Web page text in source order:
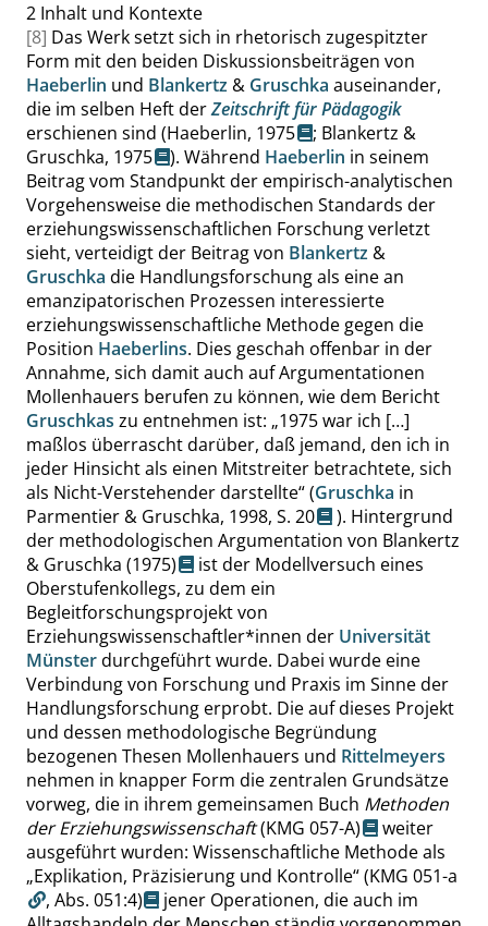
2 Inhalt und Kontexte
[8] Das Werk setzt sich in rhetorisch zugespitzter
Form mit den beiden Diskussionsbeiträgen von
Haeberlin und Blankertz & Gruschka auseinander,
die im selben Heft derZeitschrift für Pädagogik
erschienen sind (Haeberlin, 1975 ; Blankertz &
Gruschka, 1975
). Während Haeberlin in seinem
Beitrag vom Standpunkt der empirisch-analytischen
Vorgehensweise die methodischen Standards der
erziehungswissenschaftlichen Forschung verletzt
sieht, verteidigt der Beitrag von Blankertz &
Gruschka die Handlungsforschung als eine an
emanzipatorischen Prozessen interessierte
erziehungswissenschaftliche Methode gegen die
Position Haeberlins. Dies geschah offenbar in der
Annahme, sich damit auch auf Argumentationen
Mollenhauers berufen zu können, wie dem Bericht
Gruschkas zu entnehmen ist: „1975 war ich […]
maßlos überrascht darüber, daß jemand, den ich in
jeder Hinsicht als einen Mitstreiter betrachtete, sich
als Nicht-Verstehender darstellte“(Gruschka in
Parmentier & Gruschka, 1998, S. 20
). Hintergrund
der methodologischen Argumentation von Blankertz
& Gruschka (1975)
ist der Modellversuch eines
Oberstufenkollegs, zu dem ein
Begleitforschungsprojekt von
Erziehungswissenschaftler*innen der Universität
Münsterdurchgeführt wurde. Dabei wurde eine
Verbindung von Forschung und Praxis im Sinne der
Handlungsforschung erprobt. Die auf dieses Projekt
und dessen methodologische Begründung
bezogenen Thesen Mollenhauers und Rittelmeyers
nehmen in knapper Form die zentralen Grundsätze
vorweg, die in ihrem gemeinsamen Buch Methoden
der Erziehungswissenschaft(KMG 057-A)
weiter
ausgeführt wurden: Wissenschaftliche Methode als
„Explikation, Präzisierung und Kontrolle“(KMG 051-a
, Abs. 051:4)
jener Operationen, die auch im